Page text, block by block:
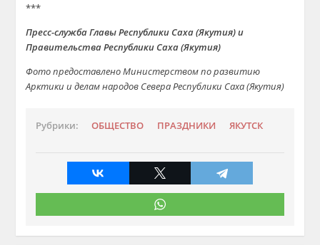
***
Пресс-служба Главы Республики Саха (Якутия) и
Правительства Республики Саха (Якутия)
Фото предоставлено Министерством по развитию
Арктики и делам народов Севера Республики Саха (Якутия)
Рубрики: ОБЩЕСТВО ПРАЗДНИКИ ЯКУТСК